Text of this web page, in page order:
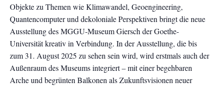
Objekte zu Themen wie Klimawandel, Geoengineering,
Quantencomputer und dekoloniale Perspektiven bringt die neue
Ausstellung des MGGU-Museum Giersch der Goethe-
Universität kreativ in Verbindung. In der Ausstellung, die bis
zum 31. August 2025 zu sehen sein wird, wird erstmals auch der
Außenraum des Museums integriert – mit einer begehbaren
Arche und begrünten Balkonen als Zukunftsvisionen neuer